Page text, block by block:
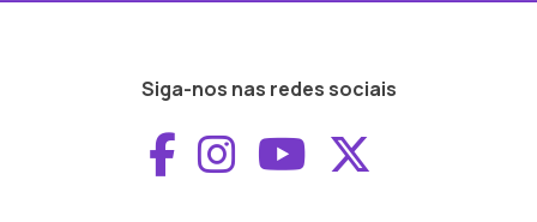
Siga-nos nas redes sociais
Aceder ao
Aceder ao
Aceder ao